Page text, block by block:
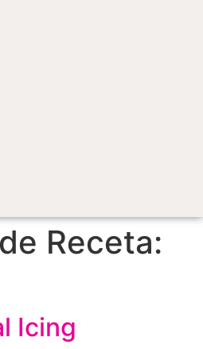
Receta:
Icing